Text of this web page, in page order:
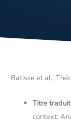
Batisse et al.,
Titre
context: